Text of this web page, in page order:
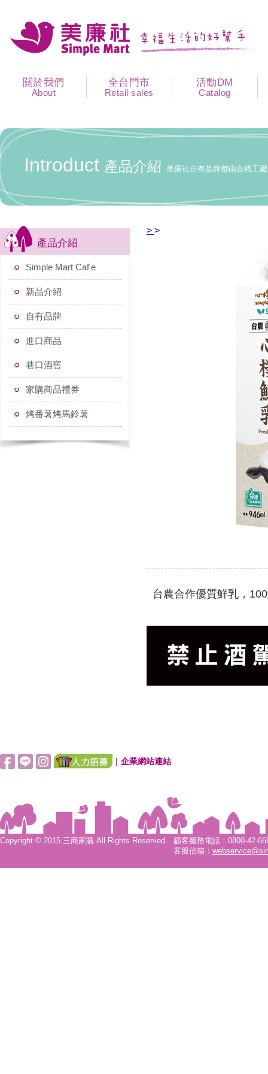
關於我們
About
全台門市
Retail sales
活動DM
Catalog
Introduct 產品介紹 美廉社自有品牌都由合格工
產品介紹
Simple Mart Caf'e
新品介紹
自有品牌
進口商品
巷口酒窖
家購商品禮券
烤番薯烤馬鈴薯
> >
台農合作優質鮮乳，
| 企業網站連結
Copyright © 2015 三商家購 All Rights Reserved.
顧客服務電話：0800-42-
客服信箱：